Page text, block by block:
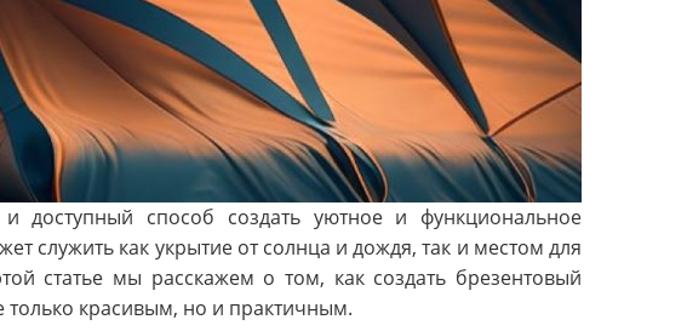
доступный способ создать уютное и функциональное
служить как укрытие от солнца и дождя, так и местом для
статье мы расскажем о том, как создать брезентовый
красивым, но и практичным.